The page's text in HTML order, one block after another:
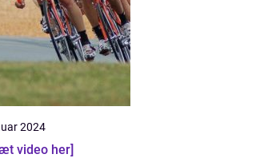
2024
video her]